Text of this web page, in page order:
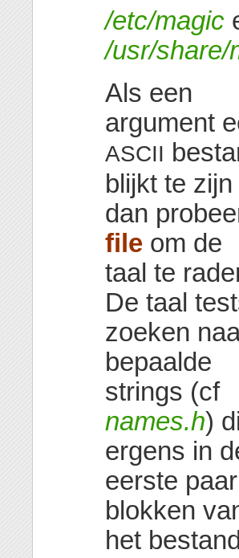
/etc/magic
/usr/share/
Als een
argument
ASCII
blijkt te zijn
dan
fileom de
taal te
De taal
zoeken
bepaalde
strings (cf
names.h)
ergens in
eerste paar
blokken
het